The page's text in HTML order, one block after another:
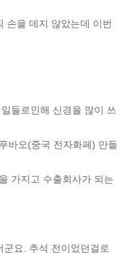
손을 데지 않았는데 이번
들로인해 신경을 많이 쓰
바오(중국 전자화페) 만들
가지고 수출회사가 되는
요. 추석 전이었던걸로